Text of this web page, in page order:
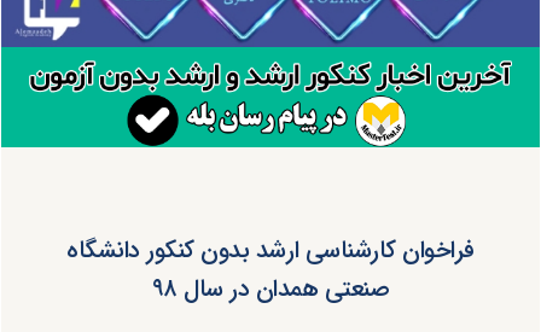
فراخوان کارشناسی ارشد بدون کنکور دانشگاه
صنعتی همدان در سال ۹۸